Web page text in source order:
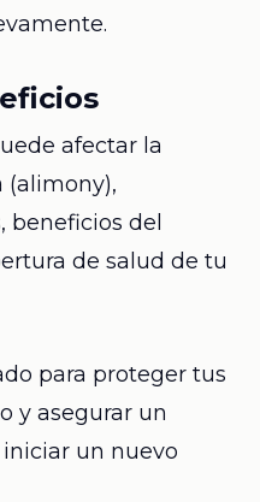
afectar la
(alimony),
beneficios del
de salud de tu
para proteger tus
y asegurar un
un nuevo